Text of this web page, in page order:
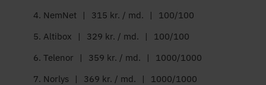
NemNet
| 315 kr. / md. |
100/100
Altibox
| 329 kr. / md. |
100/100
Telenor
| 359 kr. / md. |
1000/1000
Norlys
| 369 kr. / md. | 1000/1000